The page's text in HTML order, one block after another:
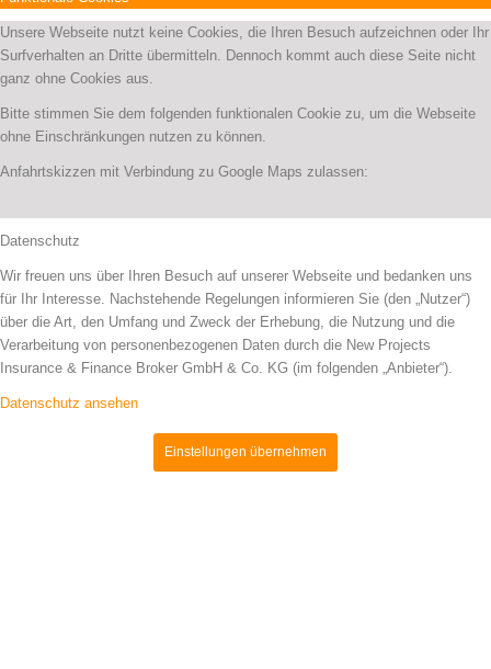
Unsere Webseite nutzt keine Cookies, die Ihren Besuch aufzeichnen oder Ihr
Surfverhalten an Dritte übermitteln. Dennoch kommt auch diese Seite nicht
ganz ohne Cookies aus.
Bitte stimmen Sie dem folgenden funktionalen Cookie zu, um die Webseite
ohne Einschränkungen nutzen zu können.
Anfahrtskizzen mit Verbindung zu Google Maps zulassen:
Datenschutz
Wir freuen uns über Ihren Besuch auf unserer Webseite und bedanken uns
für Ihr Interesse. Nachstehende Regelungen informieren Sie (den „Nutzer“)
über die Art, den Umfang und Zweck der Erhebung, die Nutzung und die
Verarbeitung von personenbezogenen Daten durch die New Projects
Insurance & Finance Broker GmbH & Co. KG (im folgenden „Anbieter“).
Datenschutz ansehen
Einstellungen übernehmen